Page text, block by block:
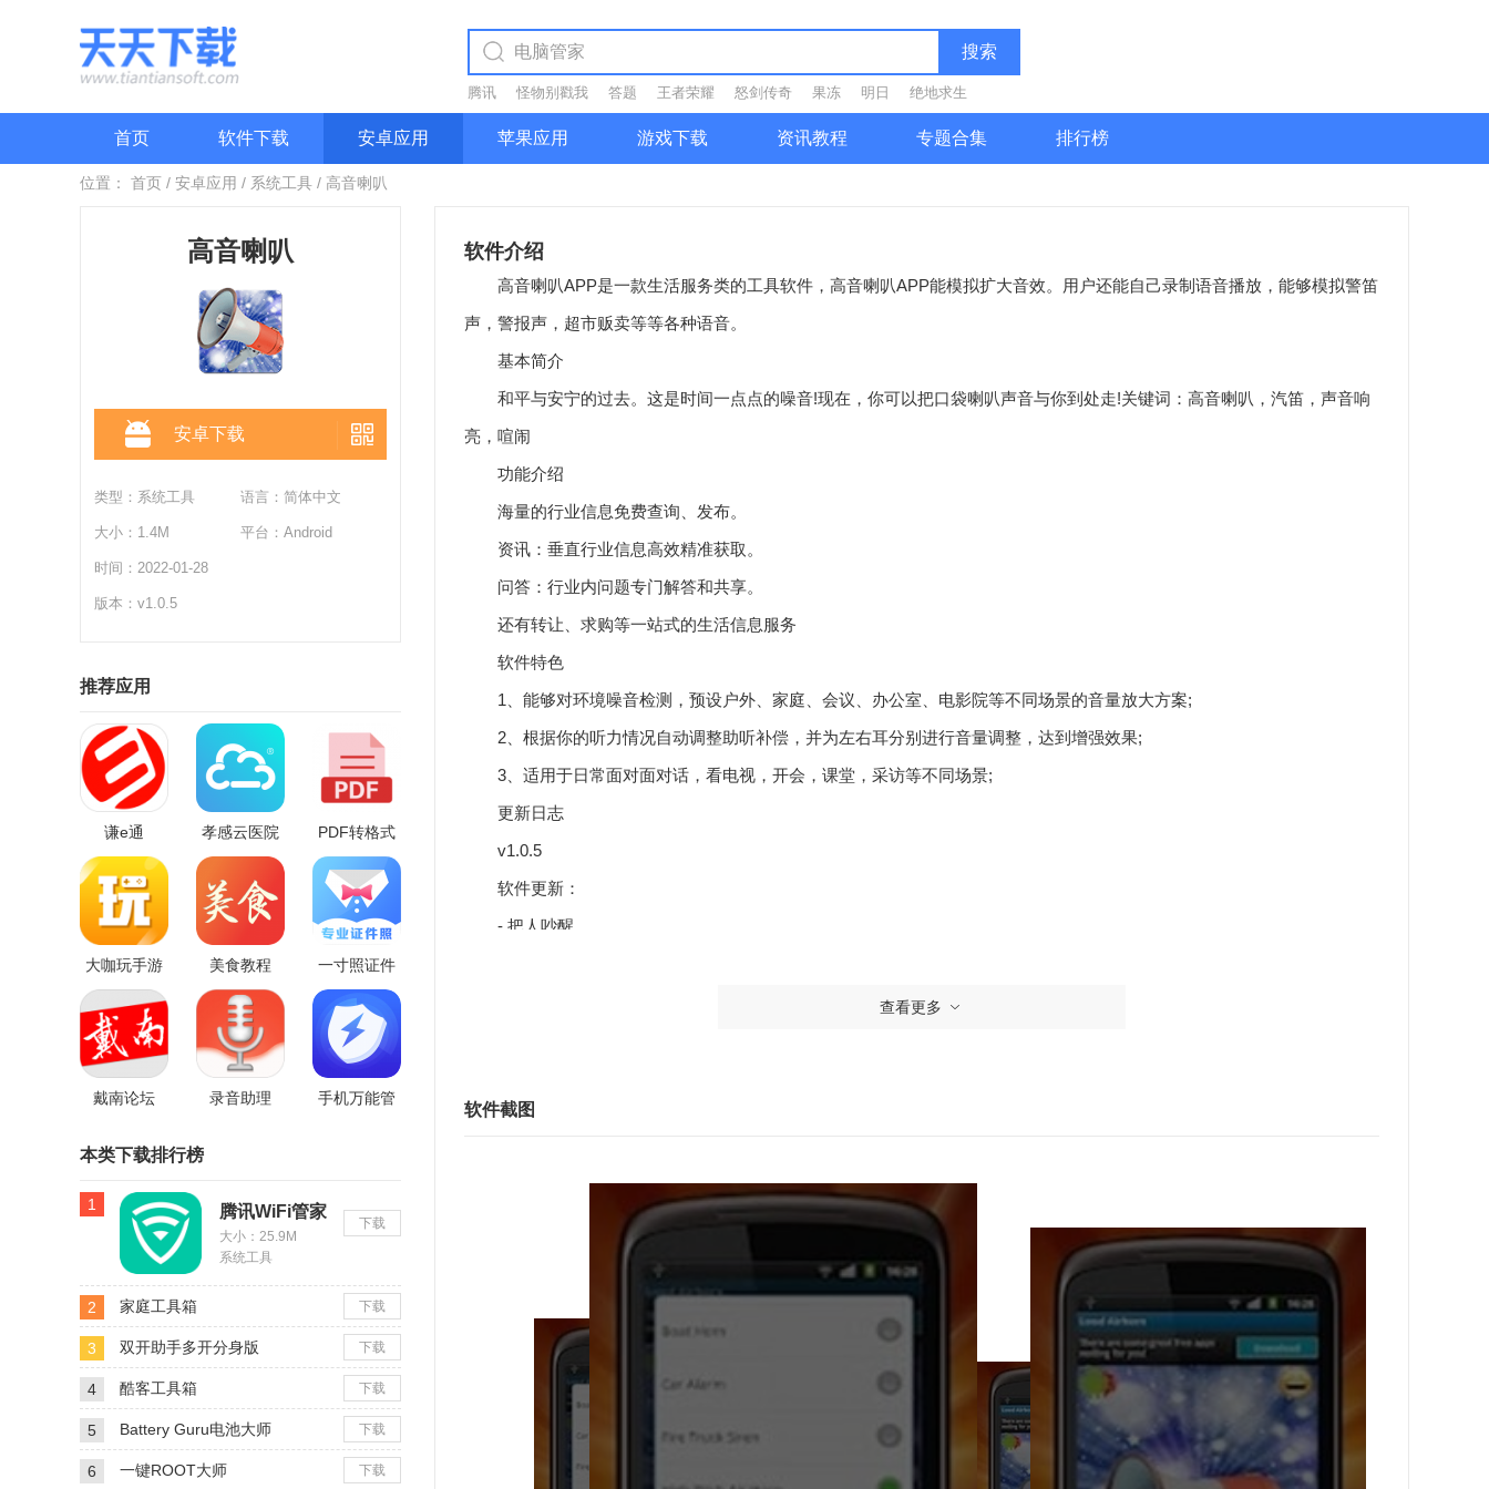
搜索
腾讯 怪物别戳我 答题 王者荣耀 怒剑传奇 果冻 明日 绝地求生
首页 软件下载 安卓应用 苹果应用 游戏下载 资讯教程 专题合集 排行榜
位置： 首页 / 安卓应用 / 系统工具 / 高音喇叭
高音喇叭
安卓下载
类型： 系统工具 语言：简体中文
大小：1.4M 平台：Android
时间：2022-01-28
版本：v1.0.5
推荐应用
谦e通 孝感云医院 PDF转格式
大咖玩手游
平台
美食教程 一寸照证件
照相机
戴南论坛 录音助理 手机万能管
本类下载排行榜
1 腾讯WiFi管家
大小：25.9M
系统工具
下载
2 家庭工具箱 下载
3 双开助手多开分身版 下载
4 酷客工具箱 下载
5 Battery Guru电池大师 下载
6 一键ROOT大师 下载
软件介绍
高音喇叭APP是一款生活服务类的工具软件，高音喇叭APP能模拟扩大音效。用户还能自己录制语音播放，能够模拟警笛
声，警报声，超市贩卖等等各种语音。
基本简介
和平与安宁的过去。这是时间一点点的噪音!现在，你可以把口袋喇叭声音与你到处走!关键词：高音喇叭，汽笛，声音响
亮，喧闹
功能介绍
海量的行业信息免费查询、发布。
资讯：垂直行业信息高效精准获取。
问答：行业内问题专门解答和共享。
还有转让、求购等一站式的生活信息服务
软件特色
1、能够对环境噪音检测，预设户外、家庭、会议、办公室、电影院等不同场景的音量放大方案;
2、根据你的听力情况自动调整助听补偿，并为左右耳分别进行音量调整，达到增强效果;
3、适用于日常面对面对话，看电视，开会，课堂，采访等不同场景;
更新日志
v1.0.5
软件更新：
- 把人吵醒
查看更多
软件截图